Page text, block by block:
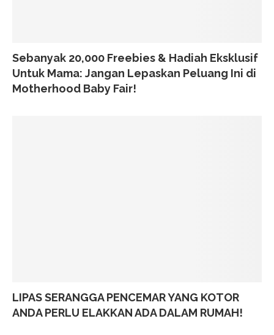
Sebanyak 20,000 Freebies & Hadiah Eksklusif
Untuk Mama: Jangan Lepaskan Peluang Ini di
Motherhood Baby Fair!
LIPAS SERANGGA PENCEMAR YANG KOTOR
ANDA PERLU ELAKKAN ADA DALAM RUMAH!